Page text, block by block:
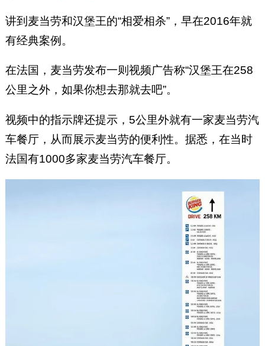
讲到麦当劳和汉堡王的“相爱相杀”，早在2016年就
有经典案例。
在法国，麦当劳发布一则视频广告称“汉堡王在258
公里之外，如果你想去那就去吧”。
视频中的指示牌还提示，5公里外就有一家麦当劳汽
车餐厅，从而展示麦当劳的便利性。据悉，在当时
法国有1000多家麦当劳汽车餐厅。